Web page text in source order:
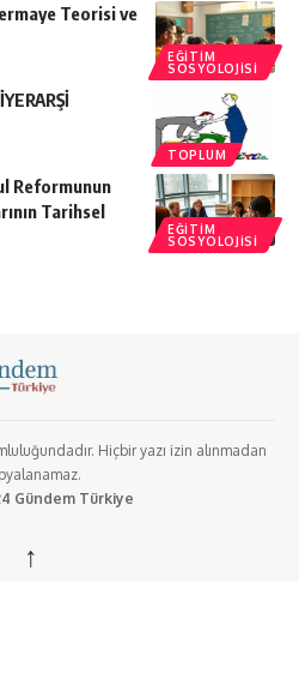
EĞITIM
SOSYOLOJISI
Teorisi ve
TOPLUM
EĞITIM
SOSYOLOJISI
Reformunun
Tarihsel
Hiçbir yazı izin alınmadan
Gündem Türkiye
↑